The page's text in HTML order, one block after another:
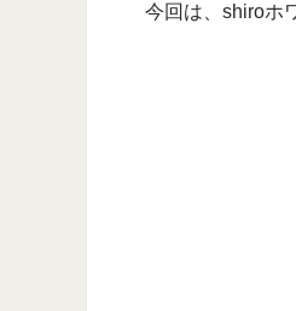
今回は、shiroホ